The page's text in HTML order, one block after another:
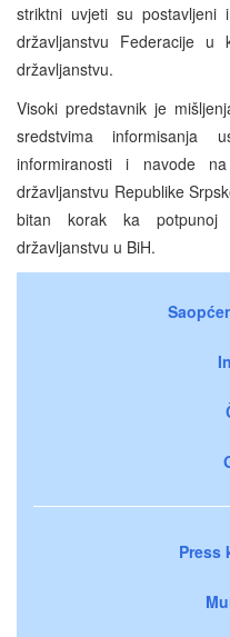
striktni uvjeti su
državljanstvu Federacije
državljanstvu.
Visoki predstavnik je
sredstvima informisanja
informiranosti i navode
državljanstvu Republike
bitan korak ka potpunoj
državljanstvu u BiH.
Press